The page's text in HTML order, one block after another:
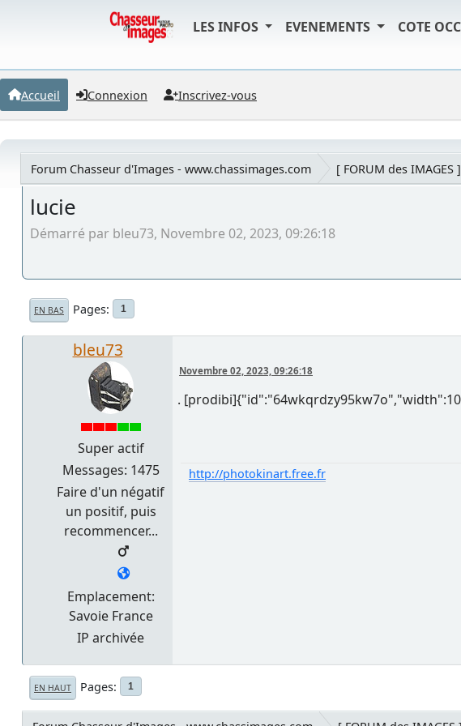
LES INFOS EVENEMENTS COTE
Accueil Connexion Inscrivez-vous
Forum Chasseur d'Images - www.chassimages.com [ FORUM des IMAGES ]
lucie
Démarré par bleu73, Novembre 02, 2023, 09:26:18
EN BAS Pages 1
bleu73
Super actif
Messages: 1475
Faire d'un négatif
un positif, puis
recommencer...
Emplacement:
Savoie France
IP archivée
Novembre 02, 2023, 09:26:18
.
http://photokinart.free.fr
EN HAUT Pages 1